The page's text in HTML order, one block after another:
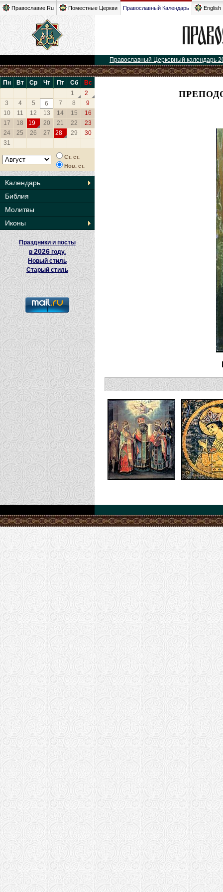
Православие.Ru Поместные Церкви Православный Календарь English
Православный Церковный календарь
Пн Вт Ср Чт Пт Сб
Вс
1
2
3
4 5 6 7 8
9
10
11 12 13 14 15
16
17
18 19 20 21 22
23
24
25 26 27 28 29
30
31
Ст. ст.
Нов. ст.
Календарь
Библия
Молитвы
Иконы
Праздники и посты
в2026 году.
Новый стиль
Старый стиль